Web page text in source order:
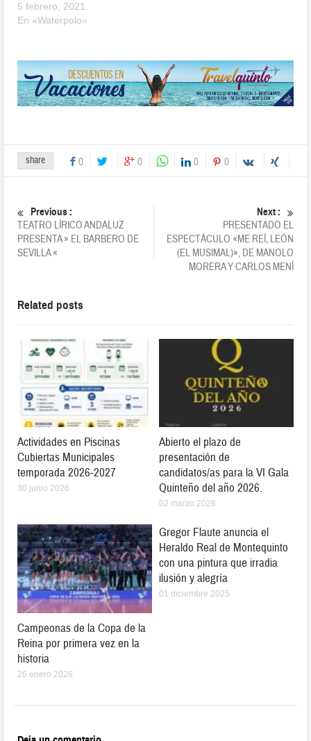
5 febrero, 2021
En «Waterpolo»
share 0 0 0 0
Previous :
TEATRO LÍRICO ANDALUZ
PRESENTA » EL BARBERO DE
SEVILLA «
Next :
PRESENTADO EL
ESPECTÁCULO «ME REÍ, LEÓN
(EL MUSIMAL)», DE MANOLO
MORERA Y CARLOS MENÍ
Related posts
Actividades en Piscinas
Cubiertas Municipales
temporada 2026-2027
30 junio 2026
Abierto el plazo de
presentación de
candidatos/as para la VI Gala
Quinteño del año 2026.
02 marzo 2026
Campeonas de la Copa de la
Reina por primera vez en la
historia
26 enero 2026
Gregor Flaute anuncia el
Heraldo Real de Montequinto
con una pintura que irradia
ilusión y alegría
01 diciembre 2025